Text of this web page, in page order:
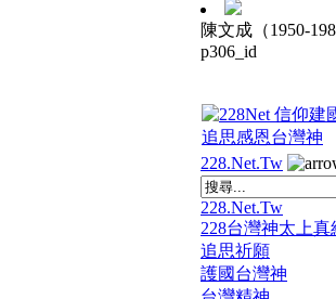
陳文成（1950-
p306_id
228.Net.Tw
228.Net.Tw
228台灣神太上真
追思祈願
護國台灣神